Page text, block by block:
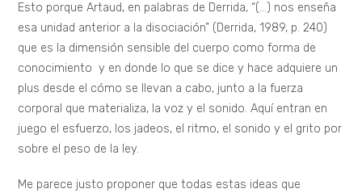
Esto porque Artaud, en palabras de Derrida, “(…) nos enseña
esa unidad anterior a la disociación” (Derrida, 1989, p. 240)
que es la dimensión sensible del cuerpo como forma de
conocimiento y en donde lo que se dice y hace adquiere un
plus desde el cómo se llevan a cabo, junto a la fuerza
corporal que materializa, la voz y el sonido. Aquí entran en
juego el esfuerzo, los jadeos, el ritmo, el sonido y el grito por
sobre el peso de la ley.
Me parece justo proponer que todas estas ideas que